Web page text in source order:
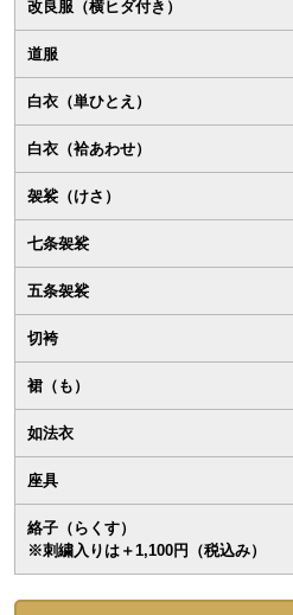
改良服（横ヒダ付き）
道服
白衣（単ひとえ）
白衣（袷あわせ）
袈裟（けさ）
七条袈裟
五条袈裟
切袴
裙（も）
如法衣
座具
絡子（らくす）
※刺繍入りは＋1,100円（税込み）